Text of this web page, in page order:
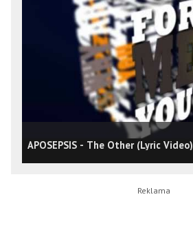
APOSEPSIS - The Other (Lyric Video)